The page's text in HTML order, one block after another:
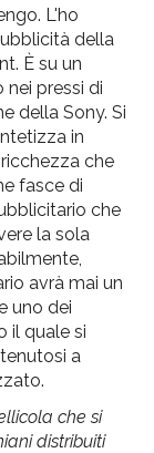
L'ho
della
È su un
pressi di
della Sony. Si
in
che
fasce di
che
la sola
avrà mai un
uno dei
il quale si
a
che si
distribuiti